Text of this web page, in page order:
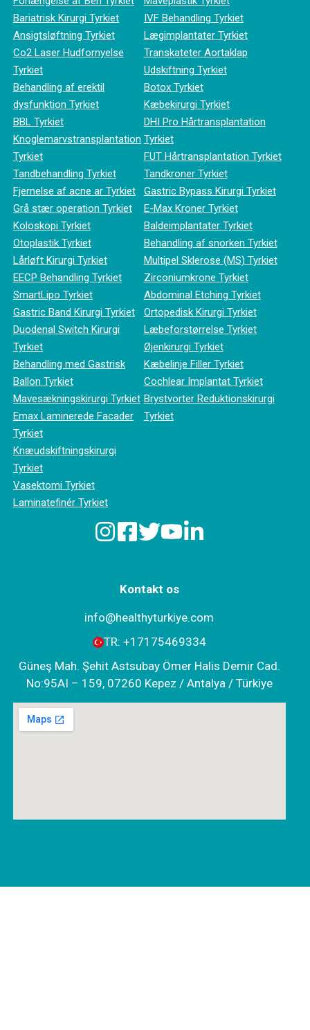
Bariatrisk Kirurgi Tyrkiet
Ansigtsløftning Tyrkiet
Co2 Laser Hudfornyelse
Tyrkiet
Behandling af erektil
dysfunktion Tyrkiet
BBL Tyrkiet
Knoglemarvstransplantation
Tyrkiet
Tandbehandling Tyrkiet
Fjernelse af acne ar Tyrkiet
Grå stær operation Tyrkiet
Koloskopi Tyrkiet
Otoplastik Tyrkiet
Lårløft Kirurgi Tyrkiet
EECP Behandling Tyrkiet
SmartLipo Tyrkiet
Gastric Band Kirurgi Tyrkiet
Duodenal Switch Kirurgi
Tyrkiet
Behandling med Gastrisk
Ballon Tyrkiet
Mavesækningskirurgi Tyrkiet
Emax Laminerede Facader
Tyrkiet
Knæudskiftningskirurgi
Tyrkiet
Vasektomi Tyrkiet
Laminatefinér Tyrkiet
IVF Behandling Tyrkiet
Lægimplantater Tyrkiet
Transkateter Aortaklap
Udskiftning Tyrkiet
Botox Tyrkiet
Kæbekirurgi Tyrkiet
DHI Pro Hårtransplantation
Tyrkiet
FUT Hårtransplantation Tyrkiet
Tandkroner Tyrkiet
Gastric Bypass Kirurgi Tyrkiet
E-Max Kroner Tyrkiet
Baldeimplantater Tyrkiet
Behandling af snorken Tyrkiet
Multipel Sklerose (MS) Tyrkiet
Zirconiumkrone Tyrkiet
Abdominal Etching Tyrkiet
Ortopedisk Kirurgi Tyrkiet
Læbeforstørrelse Tyrkiet
Øjenkirurgi Tyrkiet
Kæbelinje Filler Tyrkiet
Cochlear Implantat Tyrkiet
Brystvorter Reduktionskirurgi
Tyrkiet
Kontakt os
info@healthyturkiye.com
TR: +‪17175469334‬
Güneş Mah. Şehit Astsubay Ömer Halis Demir Cad.
No:95AI – 159, 07260 Kepez / Antalya / Türkiye